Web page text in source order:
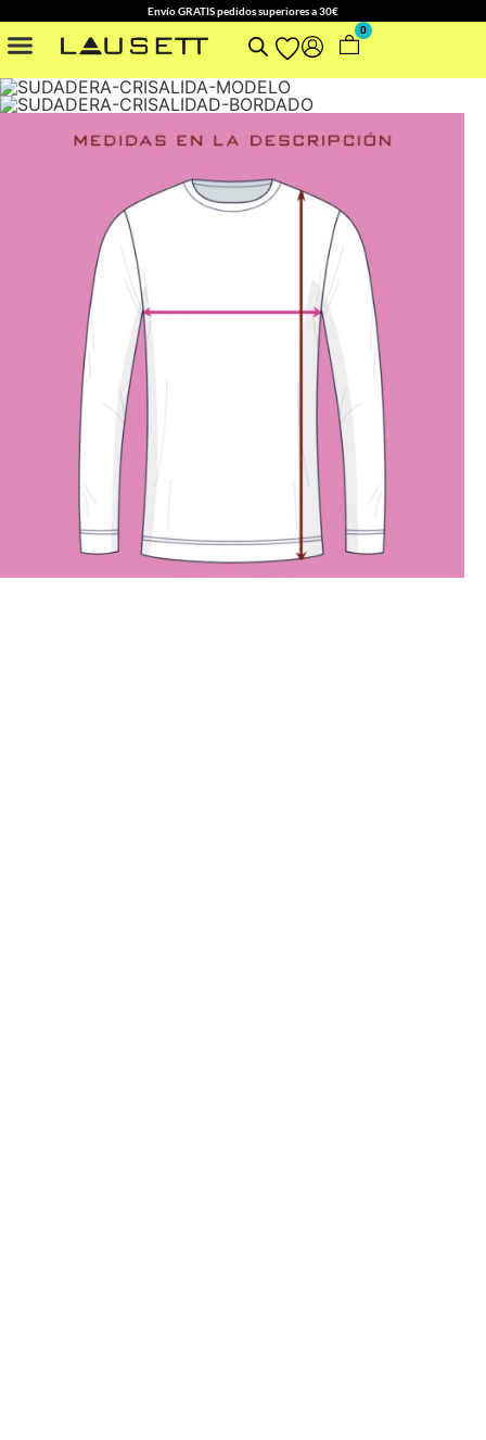
Envío GRATIS pedidos superiores a 30€
0